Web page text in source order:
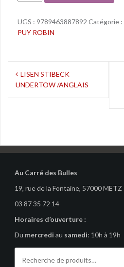
UGS : 9789463887892 Catégorie :
PUY ROBIN
Navigation
de
LISEN STIBECK
UNDERTOW /ANGLAIS
Au Carré des Bulles
19, rue de la Fontaine, 57000 METZ
03 87 35 72 14
Horaires d’ouverture :
Du mercredi au samedi: 10h à 19h
pour :